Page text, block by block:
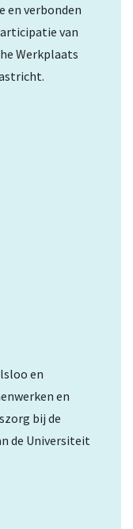
en verbonden
van
Werkplaats
en
en
bij de
de Universiteit